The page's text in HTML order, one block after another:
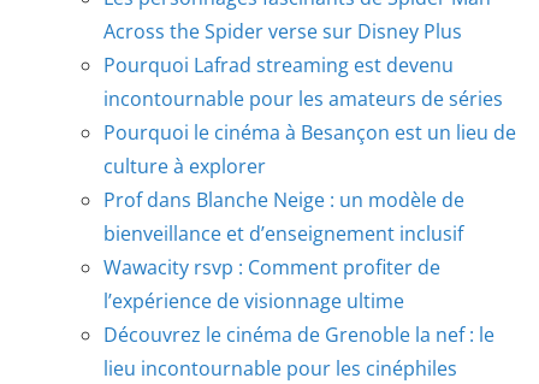
Across the Spider verse sur Disney Plus
Pourquoi Lafrad streaming est devenu
incontournable pour les amateurs de séries
Pourquoi le cinéma à Besançon est un lieu de
culture à explorer
Prof dans Blanche Neige : un modèle de
bienveillance et d’enseignement inclusif
Wawacity rsvp : Comment profiter de
l’expérience de visionnage ultime
Découvrez le cinéma de Grenoble la nef : le
lieu incontournable pour les cinéphiles